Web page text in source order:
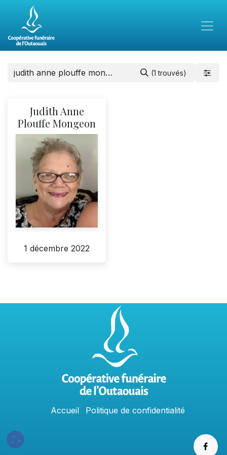
(1 trouvés)
Judith Anne
Plouffe Mongeon
1 décembre 2022
Accue​il Politique​​ de confidentialit​é